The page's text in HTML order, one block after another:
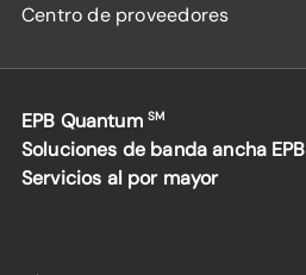
Centro de proveedores
EPB Quantum SM
Soluciones de banda ancha EPB
Servicios al por mayor